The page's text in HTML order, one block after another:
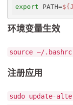
export PATH=
环境变量生效
source ~/.bashrc
注册应用
sudo update-